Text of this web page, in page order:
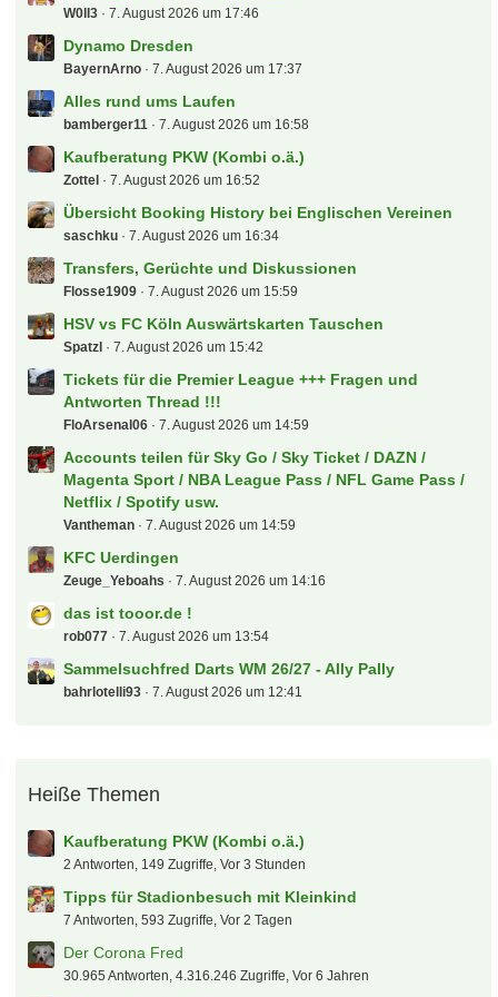
W0ll3 7. August 2026 um 17:46
Dynamo Dresden
BayernArno 7. August 2026 um 17:37
Alles rund ums Laufen
bamberger11 7. August 2026 um 16:58
Kaufberatung PKW (Kombi o.ä.)
Zottel 7. August 2026 um 16:52
Übersicht Booking History bei Englischen Vereinen
saschku 7. August 2026 um 16:34
Transfers, Gerüchte und Diskussionen
Flosse1909 7. August 2026 um 15:59
HSV vs FC Köln Auswärtskarten Tauschen
Spatzl 7. August 2026 um 15:42
Tickets für die Premier League +++ Fragen und
Antworten Thread !!!
FloArsenal06 7. August 2026 um 14:59
Accounts teilen für Sky Go / Sky Ticket / DAZN /
Magenta Sport / NBA League Pass / NFL Game Pass /
Netflix / Spotify usw.
Vantheman 7. August 2026 um 14:59
KFC Uerdingen
Zeuge_Yeboahs 7. August 2026 um 14:16
das ist tooor.de !
rob077 7. August 2026 um 13:54
Sammelsuchfred Darts WM 26/27 - Ally Pally
bahrlotelli93 7. August 2026 um 12:41
Heiße Themen
Kaufberatung PKW (Kombi o.ä.)
2 Antworten, 149 Zugriffe, Vor 3 Stunden
Tipps für Stadionbesuch mit Kleinkind
7 Antworten, 593 Zugriffe, Vor 2 Tagen
Der Corona Fred
30.965 Antworten, 4.316.246 Zugriffe, Vor 6 Jahren